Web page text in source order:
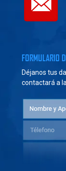
FORMULARIO
Déjanos tus
contactará a